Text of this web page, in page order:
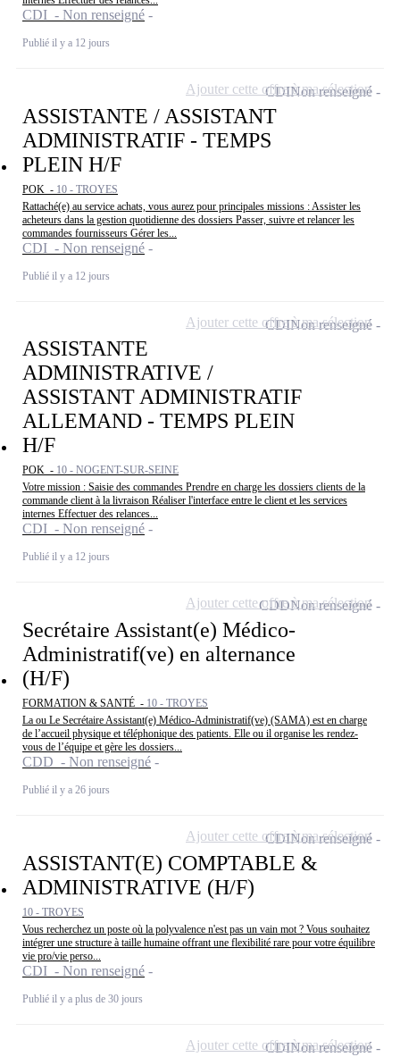
CDI - Non renseigné
Publié il y a 12 jours
ASSISTANTE / ASSISTANT
ADMINISTRATIF - TEMPS
PLEIN H/F
POK - 10 - TROYES
Rattaché(e) au service achats, vous aurez pour principales missions : Assister les
acheteurs dans la gestion quotidienne des dossiers Passer, suivre et relancer les
commandes fournisseurs Gérer les...
CDI - Non renseigné
Publié il y a 12 jours
CDINon renseigné
Ajouter cette offre à ma sélection
ASSISTANTE
ADMINISTRATIVE /
ASSISTANT ADMINISTRATIF
ALLEMAND - TEMPS PLEIN
H/F
POK - 10 - NOGENT-SUR-SEINE
Votre mission : Saisie des commandes Prendre en charge les dossiers clients de la
commande client à la livraison Réaliser l'interface entre le client et les services
internes Effectuer des relances...
CDI - Non renseigné
Publié il y a 12 jours
CDINon renseigné
Ajouter cette offre à ma sélection
Secrétaire Assistant(e) Médico-
Administratif(ve) en alternance
(H/F)
FORMATION & SANTÉ - 10 - TROYES
La ou Le Secrétaire Assistant(e) Médico-Administratif(ve) (SAMA) est en charge
de l’accueil physique et téléphonique des patients. Elle ou il organise les rendez-
vous de l’équipe et gère les dossiers...
CDD - Non renseigné
Publié il y a 26 jours
CDDNon renseigné
Ajouter cette offre à ma sélection
ASSISTANT(E) COMPTABLE &
ADMINISTRATIVE (H/F)
10 - TROYES
Vous recherchez un poste où la polyvalence n'est pas un vain mot ? Vous souhaitez
intégrer une structure à taille humaine offrant une flexibilité rare pour votre équilibre
vie pro/vie perso...
CDI - Non renseigné
Publié il y a plus de 30 jours
CDINon renseigné
Ajouter cette offre à ma sélection
CDINon renseigné
Ajouter cette offre à ma sélection